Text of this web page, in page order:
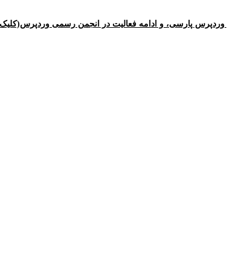
وردپرس پارسی، و ادامه فعالیت در انجمن رسمی وردپرس(کلیک